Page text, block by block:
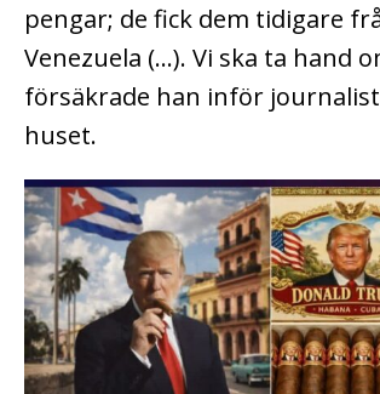
pengar; de fick dem tidigare
Venezuela (…). Vi ska ta hand
försäkrade han inför
huset.